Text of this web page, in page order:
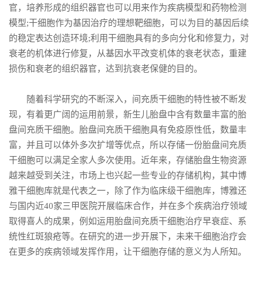
官，培养形成的组织器官也可以用来作为疾病模型和药物检测
模型;干细胞作为基因治疗的理想靶细胞，可以为目的基因后续
的稳定表达创造环境;利用干细胞具有的多向分化和修复力，对
衰老的机体进行修复，从基因水平改变机体的衰老状态，重建
损伤和衰老的组织器官，达到抗衰老保健的目的。
随着科学研究的不断深入，间充质干细胞的特性被不断发
现，有着更广阔的运用前景，新生儿胎盘中含有数量丰富的胎
盘间充质干细胞。胎盘间充质干细胞具有免疫原性低，数量丰
富，并且可以体外多次扩增等优点，所以存储一份胎盘间充质
干细胞可以满足全家人多次使用。近年来，存储胎盘生物资源
越来越受到关注，市场上也兴起一些专业的存储机构，其中博
雅干细胞库就是代表之一，除了作为临床级干细胞库，博雅还
与国内近40家三甲医院开展临床合作，并在多个疾病治疗领域
取得喜人的成果，例如运用胎盘间充质干细胞治疗早衰症、系
统性红斑狼疮等。在研究的进一步开展下，未来干细胞治疗会
在更多的疾病领域发挥作用，让干细胞存储的意义为人所知。